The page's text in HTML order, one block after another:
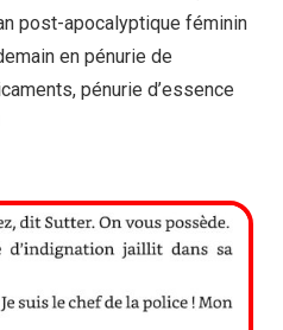
post-apocalyptique féminin
en pénurie de
pénurie d’essence